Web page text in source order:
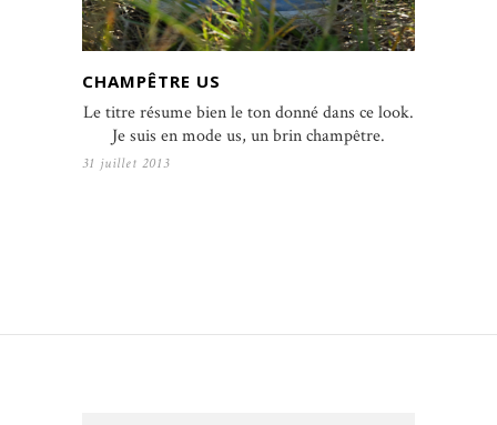
CHAMPÊTRE US
Le titre résume bien le ton donné dans ce look.
Je suis en mode us, un brin champêtre.
31 juillet 2013